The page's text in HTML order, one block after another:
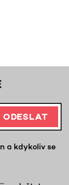
ODESLAT
a kdykoliv se